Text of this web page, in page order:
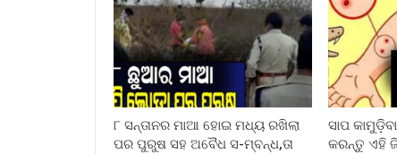
୮ ସନ୍ତାନର ମାଆ ହୋଇ ମଧ୍ୟ ରଖିଲା
ପର ପୁରୁଷ ସହ ଅବୈଧ ସ-ମ୍ବନ୍ଧ,ତା
ସାପ
କରନ୍ତୁ ଏହି